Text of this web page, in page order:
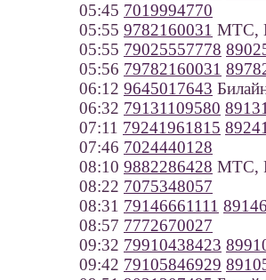
05:45 7019994770
05:55 9782160031 МТС,
05:55 79025557778
05:56 79782160031
06:12 9645017643
06:32 79131109580
07:11 79241961815
07:46 7024440128
08:10 9882286428 МТС,
08:22 7075348057
08:31 79146661111
08:57 7772670027
09:32 79910438423
09:42 79105846929